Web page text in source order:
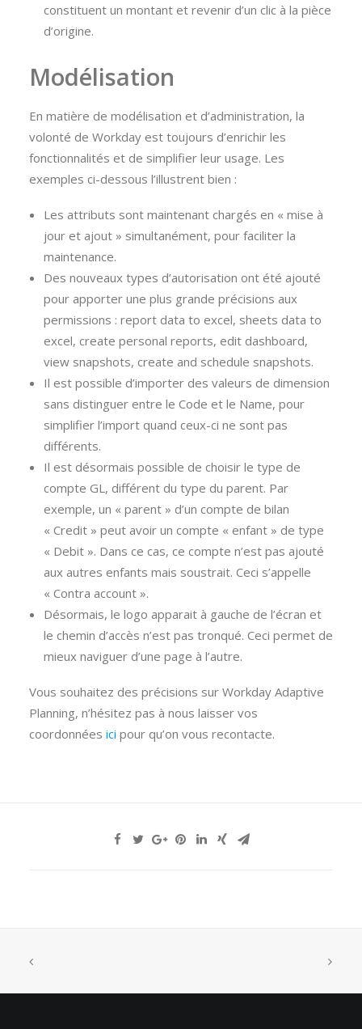
constituent un montant et revenir d’un clic à la pièce
d’origine.
Modélisation
En matière de modélisation et d’administration, la
volonté de Workday est toujours d’enrichir les
fonctionnalités et de simplifier leur usage. Les
exemples ci-dessous l’illustrent bien :
Les attributs sont maintenant chargés en « mise à
jour et ajout » simultanément, pour faciliter la
maintenance.
Des nouveaux types d’autorisation ont été ajouté
pour apporter une plus grande précisions aux
permissions : report data to excel, sheets data to
excel, create personal reports, edit dashboard,
view snapshots, create and schedule snapshots.
Il est possible d’importer des valeurs de dimension
sans distinguer entre le Code et le Name, pour
simplifier l’import quand ceux-ci ne sont pas
différents.
Il est désormais possible de choisir le type de
compte GL, différent du type du parent. Par
exemple, un « parent » d’un compte de bilan
« Credit » peut avoir un compte « enfant » de type
« Debit ». Dans ce cas, ce compte n’est pas ajouté
aux autres enfants mais soustrait. Ceci s’appelle
« Contra account ».
Désormais, le logo apparait à gauche de l’écran et
le chemin d’accès n’est pas tronqué. Ceci permet de
mieux naviguer d’une page à l’autre.
Vous souhaitez des précisions sur Workday Adaptive
Planning, n’hésitez pas à nous laisser vos
coordonnées ici pour qu’on vous recontacte.